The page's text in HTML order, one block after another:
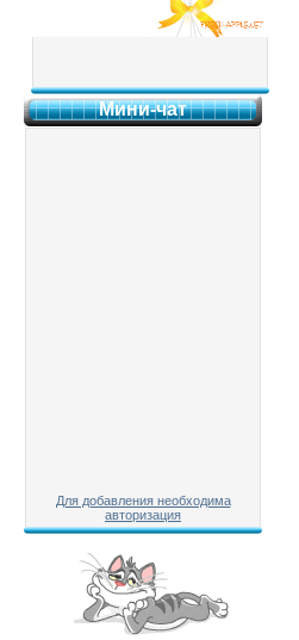
Мини-чат
Для добавления необходима
авторизация